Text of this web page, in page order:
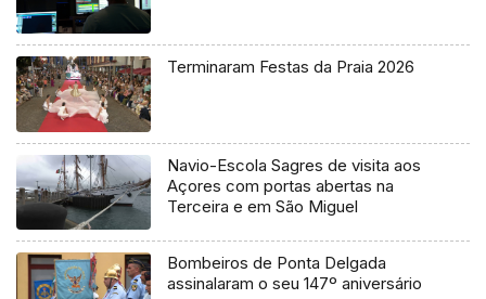
Terminaram Festas da Praia 2026
Navio-Escola Sagres de visita aos
Açores com portas abertas na
Terceira e em São Miguel
Bombeiros de Ponta Delgada
assinalaram o seu 147º aniversário